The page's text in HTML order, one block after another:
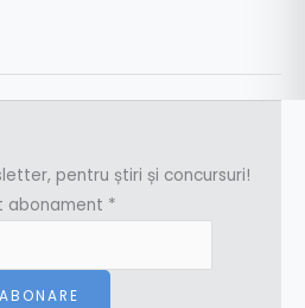
pentru știri și concursuri!
abonament *
ABONARE